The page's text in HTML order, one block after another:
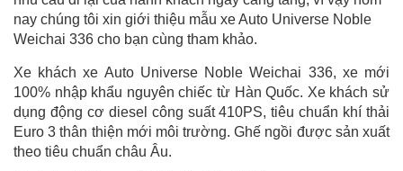
nay chúng tôi xin giới thiệu mẫu xe Auto Universe Noble
Weichai 336 cho bạn cùng tham khảo.
Xe khách xe Auto Universe Noble Weichai 336, xe mới
100% nhập khẩu nguyên chiếc từ Hàn Quốc. Xe khách sử
dụng động cơ diesel công suất 410PS, tiêu chuẩn khí thải
Euro 3 thân thiện mới môi trường. Ghế ngồi được sản xuất
theo tiêu chuẩn châu Âu.